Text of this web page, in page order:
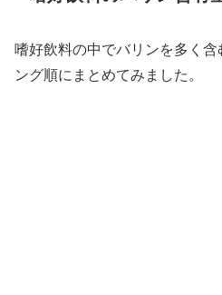
嗜好飲料の中でバリンを多く
ング順にまとめてみました。